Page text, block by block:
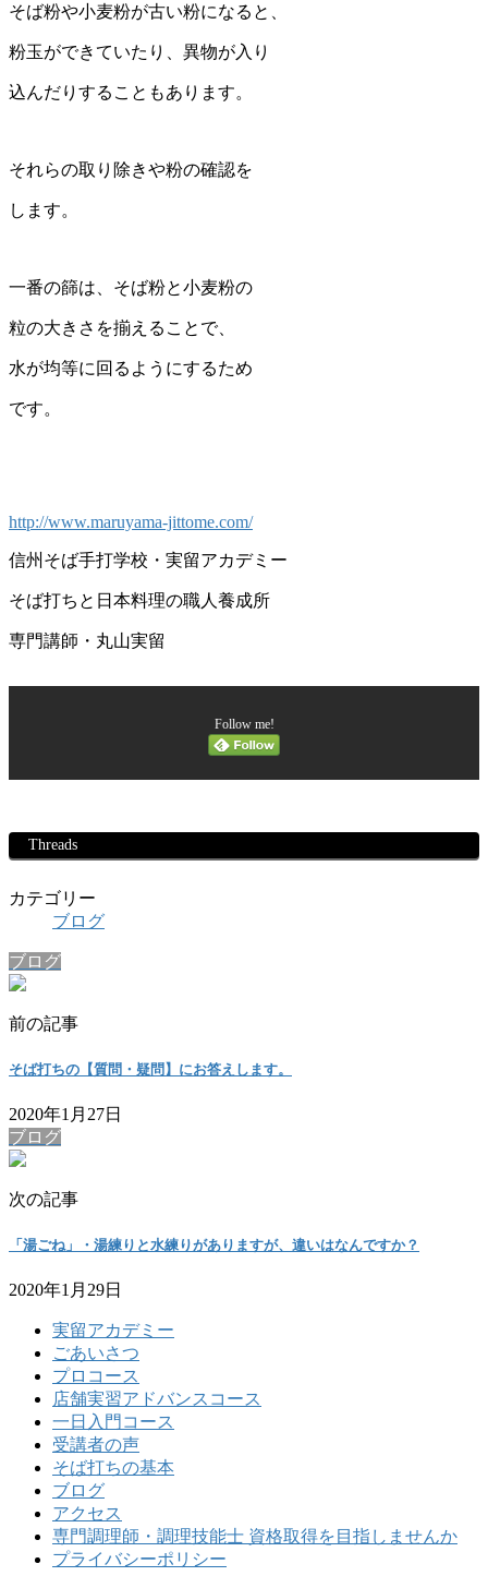
そば粉や小麦粉が古い粉になると、
粉玉ができていたり、異物が入り
込んだりすることもあります。
それらの取り除きや粉の確認を
します。
一番の篩は、そば粉と小麦粉の
粒の大きさを揃えることで、
水が均等に回るようにするため
です。
http://www.maruyama-jittome.com/
信州そば手打学校・実留アカデミー
そば打ちと日本料理の職人養成所
専門講師・丸山実留
Follow me!
Threads
カテゴリー
ブログ
ブログ
前の記事
そば打ちの【質問・疑問】にお答えします。
2020年1月27日
ブログ
次の記事
「湯ごね」・湯練りと水練りがありますが、違いはなんですか？
2020年1月29日
実留アカデミー
ごあいさつ
プロコース
店舗実習アドバンスコース
一日入門コース
受講者の声
そば打ちの基本
ブログ
アクセス
専門調理師・調理技能士 資格取得を目指しませんか
プライバシーポリシー